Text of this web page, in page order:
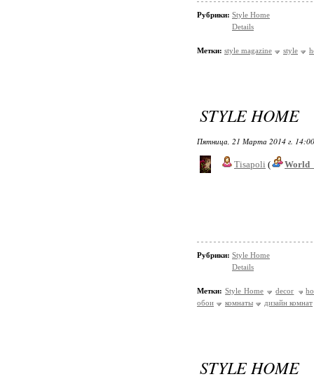
Рубрики: Style Home
Details
Метки: style magazine style
STYLE HOME
Пятница, 21 Марта 2014 г.
Tisapoli (
Рубрики: Style Home
Details
Метки: Style Home decor
обои
комнаты дизайн комнат
STYLE HOME